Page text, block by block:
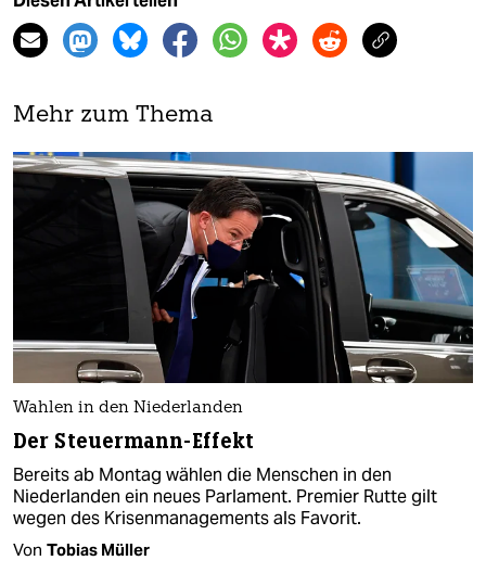
Mehr zum Thema
Wahlen in den Niederlanden
Der Steuermann-Effekt
Bereits ab Montag wählen die Menschen in den
Niederlanden ein neues Parlament. Premier Rutte gilt
wegen des Krisenmanagements als Favorit.
Von Tobias Müller